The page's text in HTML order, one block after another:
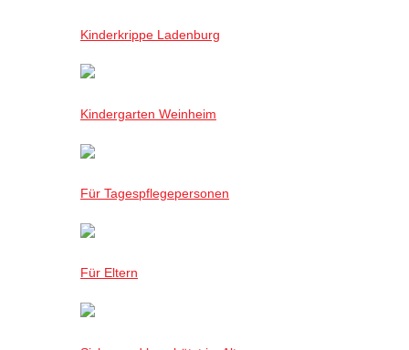
Kinderkrippe Ladenburg
Kindergarten Weinheim
Für Tagespflegepersonen
Für Eltern